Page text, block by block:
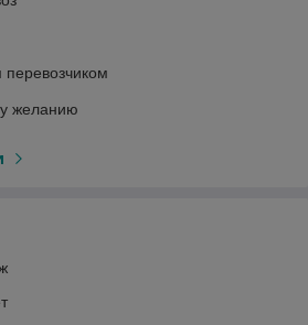
желанию